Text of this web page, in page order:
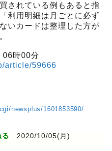
されている例もあると指
利用明細は月ごとに必ず
いカードは整理した方が
時00分
article/59666
newsplus/1601853590/
: 2020/10/05(月)